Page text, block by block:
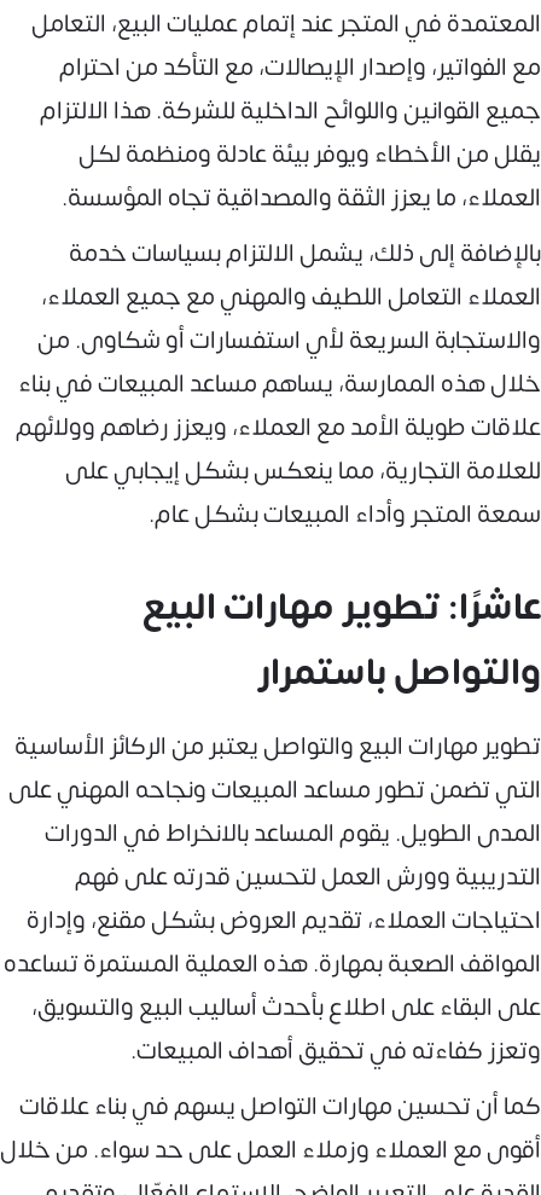
المعتمدة في المتجر عند إتمام عمليات البيع، التعامل
مع الفواتير، وإصدار الإيصالات، مع التأكد من احترام
جميع القوانين واللوائح الداخلية للشركة. هذا الالتزام
يقلل من الأخطاء ويوفر بيئة عادلة ومنظمة لكل
العملاء، ما يعزز الثقة والمصداقية تجاه المؤسسة.
بالإضافة إلى ذلك، يشمل الالتزام بسياسات خدمة
العملاء التعامل اللطيف والمهني مع جميع العملاء،
والاستجابة السريعة لأي استفسارات أو شكاوى. من
خلال هذه الممارسة، يساهم مساعد المبيعات في بناء
علاقات طويلة الأمد مع العملاء، ويعزز رضاهم وولائهم
للعلامة التجارية، مما ينعكس بشكل إيجابي على
سمعة المتجر وأداء المبيعات بشكل عام.
عاشرًا: تطوير مهارات البيع
والتواصل باستمرار
تطوير مهارات البيع والتواصل يعتبر من الركائز الأساسية
التي تضمن تطور مساعد المبيعات ونجاحه المهني على
المدى الطويل. يقوم المساعد بالانخراط في الدورات
التدريبية وورش العمل لتحسين قدرته على فهم
احتياجات العملاء، تقديم العروض بشكل مقنع، وإدارة
المواقف الصعبة بمهارة. هذه العملية المستمرة تساعده
على البقاء على اطلاع بأحدث أساليب البيع والتسويق،
وتعزز كفاءته في تحقيق أهداف المبيعات.
كما أن تحسين مهارات التواصل يسهم في بناء علاقات
أقوى مع العملاء وزملاء العمل على حد سواء. من خلال